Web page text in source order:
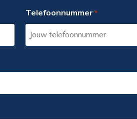
Telefoonnummer *